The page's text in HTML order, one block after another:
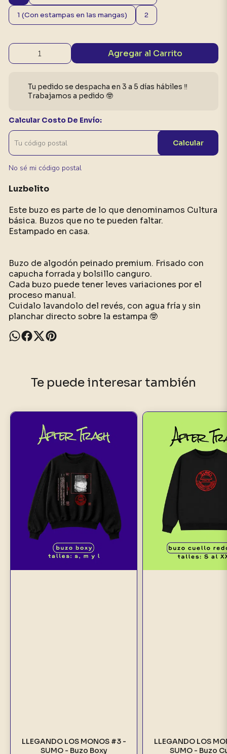
1 (Con estampas en las mangas) 2
Agregar al Carrito
Tu pedido se despacha en 3 a 5 días hábiles ‼️
Trabajamos a pedido 🤓
Calcular Costo De Envío:
Calcular
No sé mi código postal
Luzbelito
Este buzo es parte de lo que denominamos Cultura
básica. Buzos que no te pueden faltar.
Estampado en casa.
Buzo de algodón peinado premium. Frisado con
capucha forrada y bolsillo canguro.
Cada buzo puede tener leves variaciones por el
proceso manual.
Cuidalo lavandolo del revés, con agua fría y sin
planchar directo sobre la estampa 🤓
Te puede interesar también
LLEGANDO LOS MONOS #3 -
SUMO - Buzo Boxy
LLEGANDO LOS
SUMO - Buzo